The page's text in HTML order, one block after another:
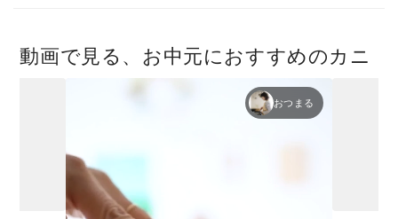
動画で見る、お中元におすすめのカニ
おつまる